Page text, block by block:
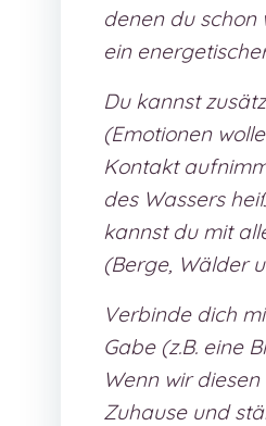
denen du schon
ein
Du kannst
(Emotionen
Kontakt
des Wassers
kannst du mit
(Berge, Wälder
Verbinde dich
Gabe (z.B. eine
Wenn wir
Zuhause und